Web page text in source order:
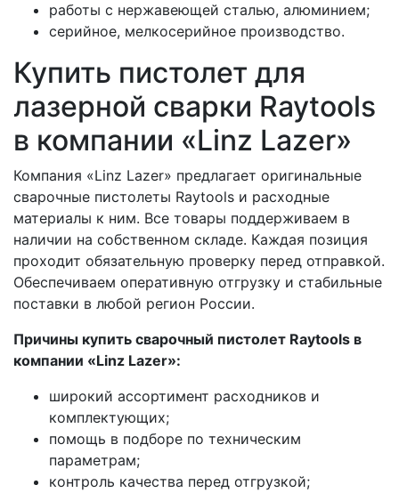
работы с нержавеющей сталью, алюминием;
серийное, мелкосерийное производство.
Купить пистолет для
лазерной сварки Raytools
в компании «Linz Lazer»
Компания «Linz Lazer» предлагает оригинальные
сварочные пистолеты Raytools и расходные
материалы к ним. Все товары поддерживаем в
наличии на собственном складе. Каждая позиция
проходит обязательную проверку перед отправкой.
Обеспечиваем оперативную отгрузку и стабильные
поставки в любой регион России.
Причины купить сварочный пистолет Raytools в
компании «Linz Lazer»:
широкий ассортимент расходников и
комплектующих;
помощь в подборе по техническим
параметрам;
контроль качества перед отгрузкой;